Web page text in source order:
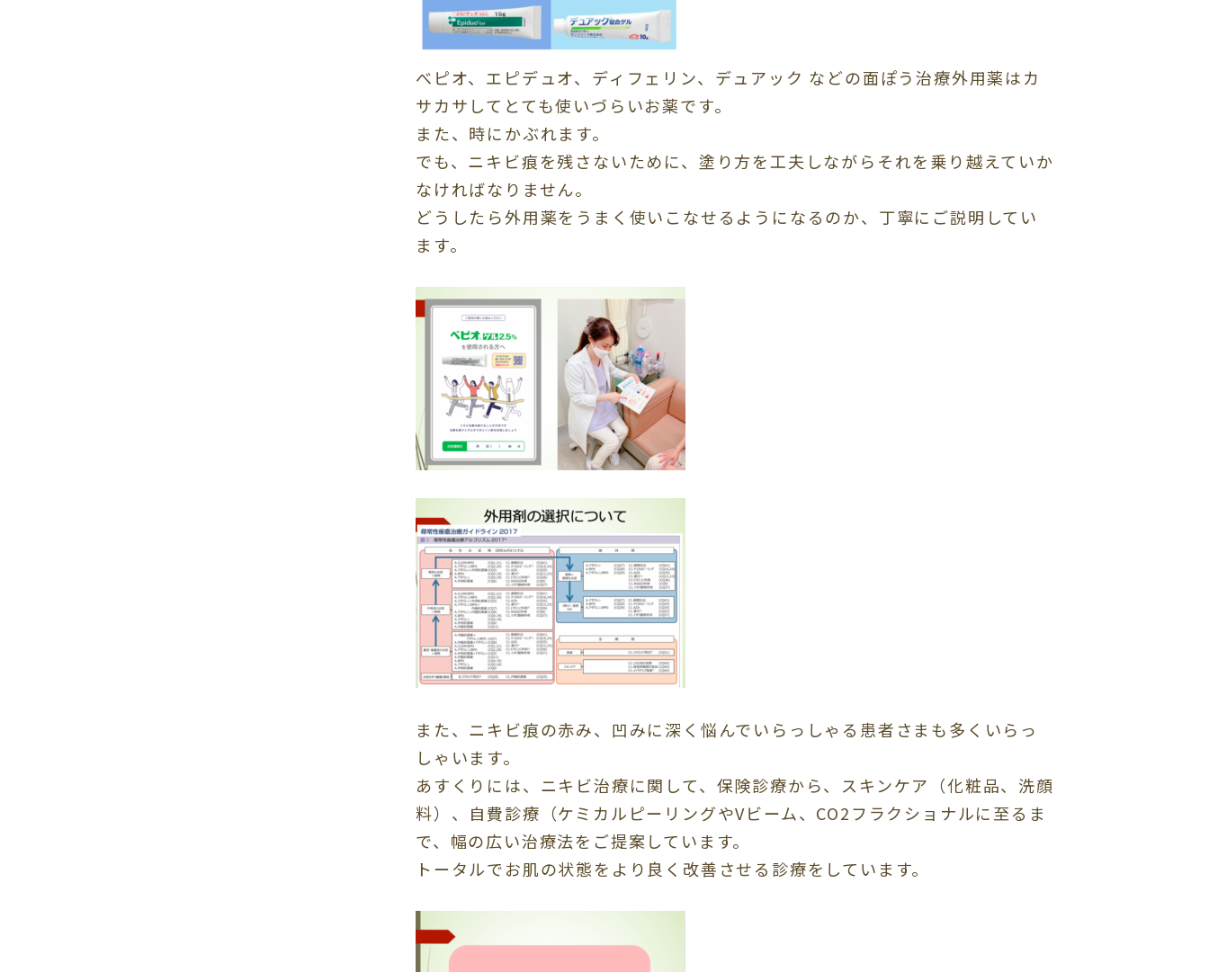
べピオ、エピデュオ、ディフェリン、デュアック などの面ぽう治療外用薬はカ
サカサしてとても使いづらいお薬です。
また、時にかぶれます。
でも、ニキビ痕を残さないために、塗り方を工夫しながらそれを乗り越えていか
なければなりません。
どうしたら外用薬をうまく使いこなせるようになるのか、丁寧にご説明してい
ます。
また、ニキビ痕の赤み、凹みに深く悩んでいらっしゃる患者さまも多くいらっ
しゃいます。
あすくりには、ニキビ治療に関して、保険診療から、スキンケア（化粧品、洗顔
料）、自費診療（ケミカルピーリングやVビーム、CO2フラクショナルに至るま
で、幅の広い治療法をご提案しています。
トータルでお肌の状態をより良く改善させる診療をしています。